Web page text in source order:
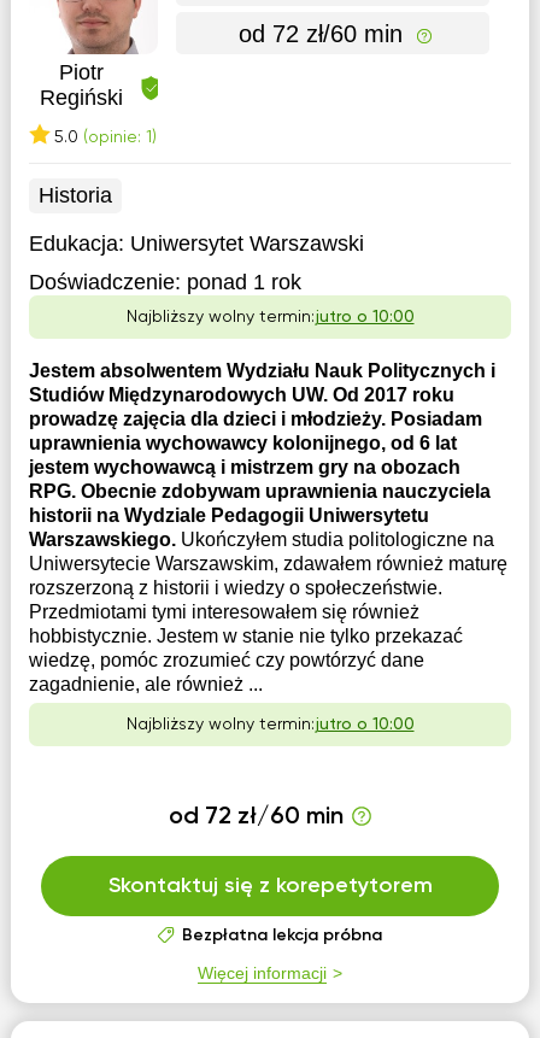
Piotr
Regiński
5.0 (opinie: 1)
od 72 zł/60 min
Historia
Edukacja: Uniwersytet Warszawski
Doświadczenie: ponad 1 rok
Najbliższy wolny termin:jutro o 10:00
Jestem absolwentem Wydziału Nauk Politycznych i
Studiów Międzynarodowych UW. Od 2017 roku
prowadzę zajęcia dla dzieci i młodzieży. Posiadam
uprawnienia wychowawcy kolonijnego, od 6 lat
jestem wychowawcą i mistrzem gry na obozach
RPG. Obecnie zdobywam uprawnienia nauczyciela
historii na Wydziale Pedagogii Uniwersytetu
Warszawskiego. Ukończyłem studia politologiczne na
Uniwersytecie Warszawskim, zdawałem również maturę
rozszerzoną z historii i wiedzy o społeczeństwie.
Przedmiotami tymi interesowałem się również
hobbistycznie. Jestem w stanie nie tylko przekazać
wiedzę, pomóc zrozumieć czy powtórzyć dane
zagadnienie, ale również ...
Najbliższy wolny termin:jutro o 10:00
od 72 zł/60 min
Skontaktuj się z korepetytorem
Bezpłatna lekcja próbna
Więcej informacji